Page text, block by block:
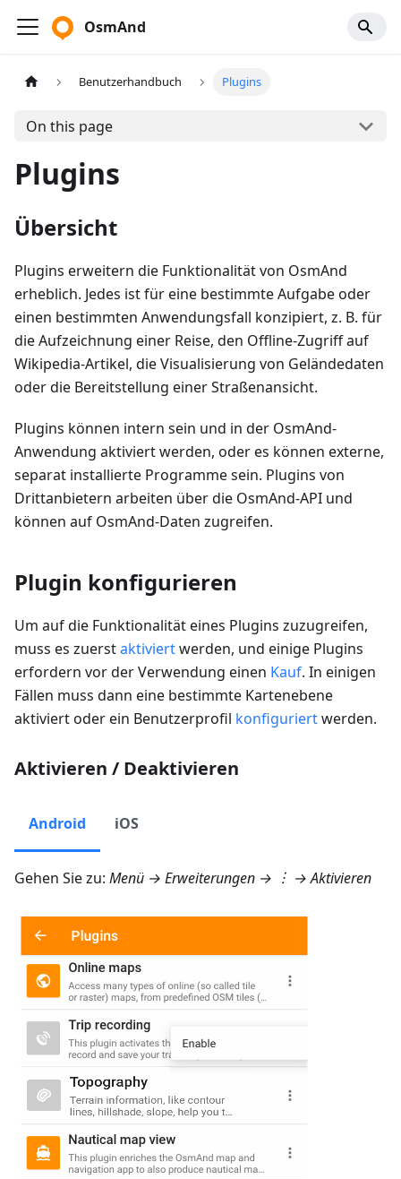
OsmAnd
Benutzerhandbuch Plugins
On this page
Plugins
Übersicht
Plugins erweitern die Funktionalität von OsmAnd
erheblich. Jedes ist für eine bestimmte Aufgabe oder
einen bestimmten Anwendungsfall konzipiert, z. B. für
die Aufzeichnung einer Reise, den Offline-Zugriff auf
Wikipedia-Artikel, die Visualisierung von Geländedaten
oder die Bereitstellung einer Straßenansicht.
Plugins können intern sein und in der OsmAnd-
Anwendung aktiviert werden, oder es können externe,
separat installierte Programme sein. Plugins von
Drittanbietern arbeiten über die OsmAnd-API und
können auf OsmAnd-Daten zugreifen.
Plugin konfigurieren
Um auf die Funktionalität eines Plugins zuzugreifen,
muss es zuerstaktiviertwerden, und einige Plugins
erfordern vor der Verwendung einen Kauf. In einigen
Fällen muss dann eine bestimmte Kartenebene
aktiviert oder ein Benutzerprofil konfiguriertwerden.
Aktivieren / Deaktivieren
Android iOS
Gehen Sie zu: Menü → Erweiterungen → ︙ → Aktivieren